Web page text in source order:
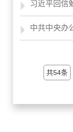
共54条